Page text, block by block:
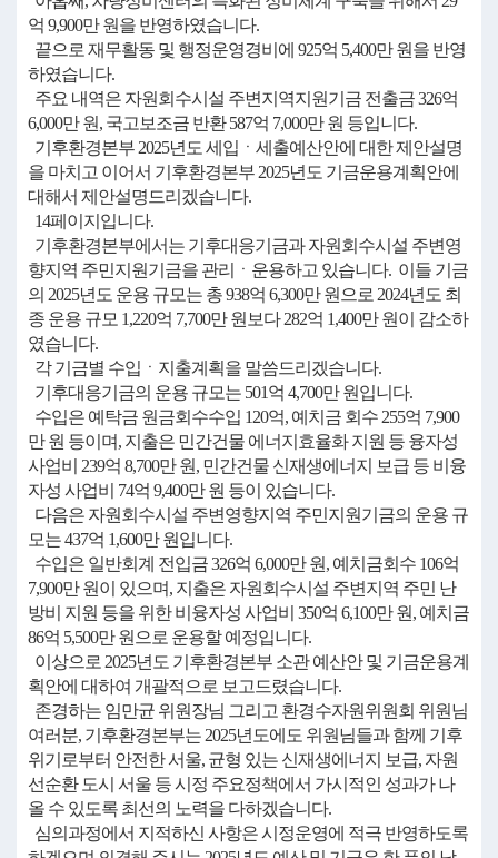
억 9,900만 원을 반영하였습니다.
끝으로 재무활동 및 행정운영경비에 925억 5,400만 원을 반영
하였습니다.
주요 내역은 자원회수시설 주변지역지원기금 전출금 326억
6,000만 원, 국고보조금 반환 587억 7,000만 원 등입니다.
기후환경본부 2025년도 세입ㆍ세출예산안에 대한 제안설명
을 마치고 이어서 기후환경본부 2025년도 기금운용계획안에
대해서 제안설명드리겠습니다.
14페이지입니다.
기후환경본부에서는 기후대응기금과 자원회수시설 주변영
향지역 주민지원기금을 관리ㆍ운용하고 있습니다. 이들 기금
의 2025년도 운용 규모는 총 938억 6,300만 원으로 2024년도 최
종 운용 규모 1,220억 7,700만 원보다 282억 1,400만 원이 감소하
였습니다.
각 기금별 수입ㆍ지출계획을 말씀드리겠습니다.
기후대응기금의 운용 규모는 501억 4,700만 원입니다.
수입은 예탁금 원금회수수입 120억, 예치금 회수 255억 7,900
만 원 등이며, 지출은 민간건물 에너지효율화 지원 등 융자성
사업비 239억 8,700만 원, 민간건물 신재생에너지 보급 등 비융
자성 사업비 74억 9,400만 원 등이 있습니다.
다음은 자원회수시설 주변영향지역 주민지원기금의 운용 규
모는 437억 1,600만 원입니다.
수입은 일반회계 전입금 326억 6,000만 원, 예치금회수 106억
7,900만 원이 있으며, 지출은 자원회수시설 주변지역 주민 난
방비 지원 등을 위한 비융자성 사업비 350억 6,100만 원, 예치금
86억 5,500만 원으로 운용할 예정입니다.
이상으로 2025년도 기후환경본부 소관 예산안 및 기금운용계
획안에 대하여 개괄적으로 보고드렸습니다.
존경하는 임만균 위원장님 그리고 환경수자원위원회 위원님
여러분, 기후환경본부는 2025년도에도 위원님들과 함께 기후
위기로부터 안전한 서울, 균형 있는 신재생에너지 보급, 자원
선순환 도시 서울 등 시정 주요정책에서 가시적인 성과가 나
올 수 있도록 최선의 노력을 다하겠습니다.
심의과정에서 지적하신 사항은 시정운영에 적극 반영하도록